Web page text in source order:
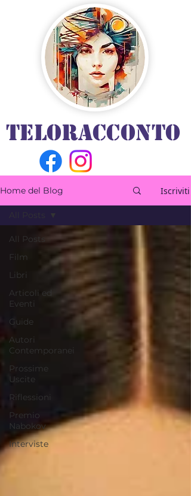
TELORACCONTO
Home del Blog Iscriviti
All Posts
Film
Libri
Articoli ed
Eventi
Guide
Autori
Contemporanei
Prossime
Uscite
Riflessioni
Premio
Nabokov
Interviste